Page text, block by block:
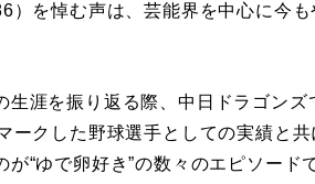
）を悼む声は、芸能界を中心に今も
涯を振り返る際、中日ドラゴンズ
ークした野球選手としての実績と共
が“ゆで卵好き”の数々のエピソード